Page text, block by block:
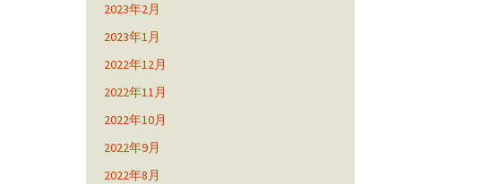
2023年2月
2023年1月
2022年12月
2022年11月
2022年10月
2022年9月
2022年8月